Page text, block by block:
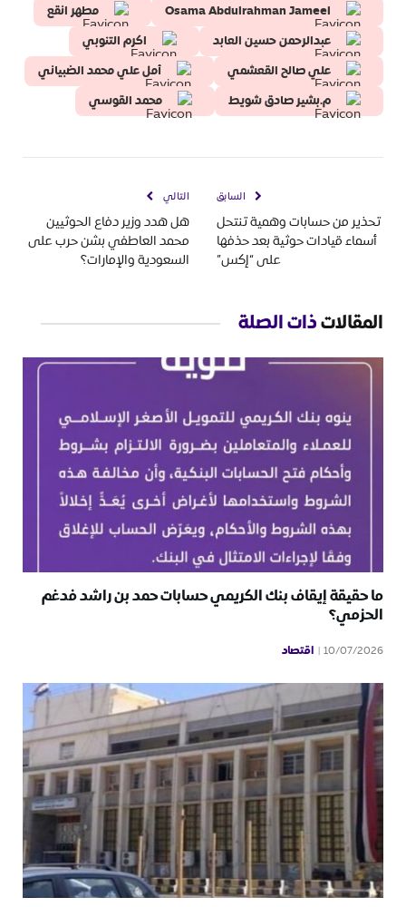
Osama Abdulrahman Jameel
مطهر انقع
عبدالرحمن حسين العابد
اكرم التنوبي
علي صالح القعشمي
أمل علي محمد الضبياني
م.بشير صادق شويط
محمد القوسي
السابق
تحذير من حسابات وهمية تنتحل
أسماء قيادات حوثية بعد حذفها
على “إكس”
التالي
هل هدد وزير دفاع الحوثيين
محمد العاطفي بشن حرب على
السعودية والإمارات؟
المقالاتذات الصلة
ما حقيقة إيقاف بنك الكريمي حسابات حمد بن راشد فدغم
الحزمي؟
10/07/2026 اقتصاد